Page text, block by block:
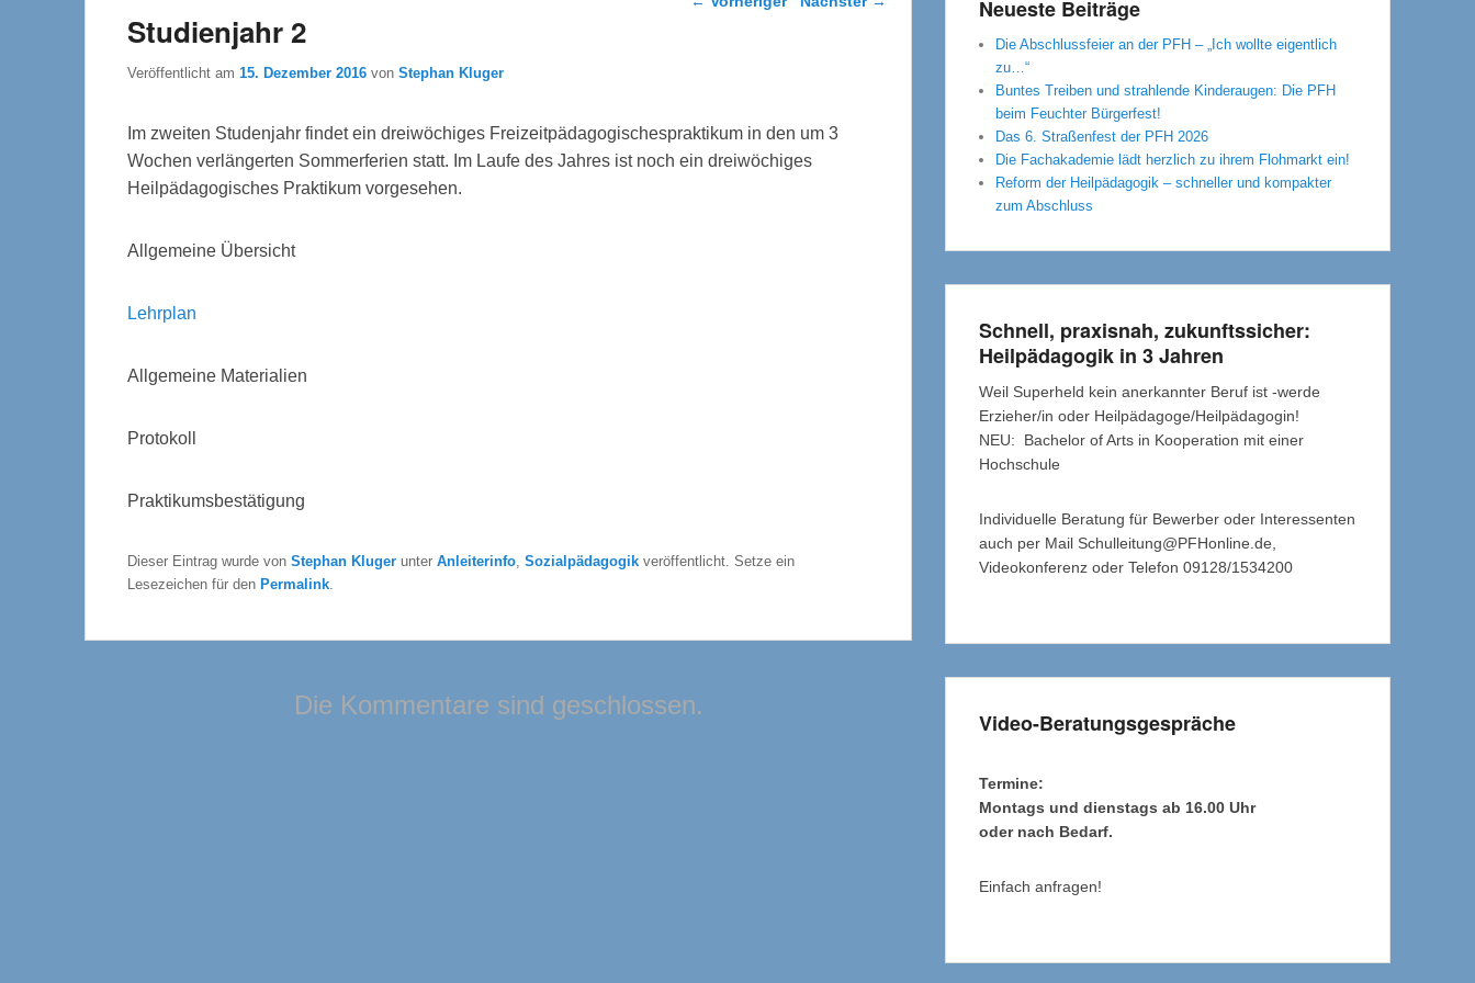
Studienjahr 2
Veröffentlicht am 15. Dezember 2016 von Stephan Kluger
Im zweiten Studenjahr findet ein dreiwöchiges Freizeitpädagogischespraktikum in den um 3
Wochen verlängerten Sommerferien statt. Im Laufe des Jahres ist noch ein dreiwöchiges
Heilpädagogisches Praktikum vorgesehen.
Allgemeine Übersicht
Lehrplan
Allgemeine Materialien
Protokoll
Praktikumsbestätigung
Dieser Eintrag wurde von Stephan Kluger unter Anleiterinfo Sozialpädagogik veröffentlicht. Setze ein
Lesezeichen für den Permalink
Die Kommentare sind geschlossen.
Neueste Beiträge
Die Abschlussfeier an der PFH – „Ich wollte eigentlich
zu…“
Buntes Treiben und strahlende Kinderaugen: Die PFH
beim Feuchter Bürgerfest!
Das 6. Straßenfest der PFH 2026
Die Fachakademie lädt herzlich zu ihrem Flohmarkt ein!
Reform der Heilpädagogik – schneller und kompakter
zum Abschluss
Schnell, praxisnah, zukunftssicher:
Heilpädagogik in 3 Jahren
Weil Superheld kein anerkannter Beruf ist -werde
Erzieher/in oder Heilpädagoge/Heilpädagogin!
NEU: Bachelor of Arts in Kooperation mit einer
Hochschule
Individuelle Beratung für Bewerber oder Interessenten
auch per Mail Schulleitung@PFHonline.de,
Videokonferenz oder Telefon 09128/1534200
Video-Beratungsgespräche
Termine:
Montags und dienstags ab 16.00 Uhr
oder nach Bedarf.
Einfach anfragen!